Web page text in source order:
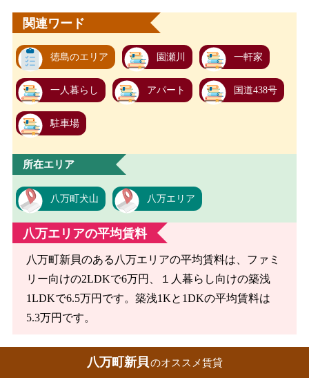
関連ワード
徳島のエリア 園瀬川 一軒家
一人暮らし アパート 国道438号
駐車場
所在エリア
八万町犬山 八万エリア
八万エリアの平均賃料
八万町新貝のある八万エリアの平均賃料は、ファミ
リー向けの2LDKで6万円、１人暮らし向けの築浅
1LDKで6.5万円です。築浅1Kと1DKの平均賃料は
5.3万円です。
八万町新貝 のオススメ賃貸